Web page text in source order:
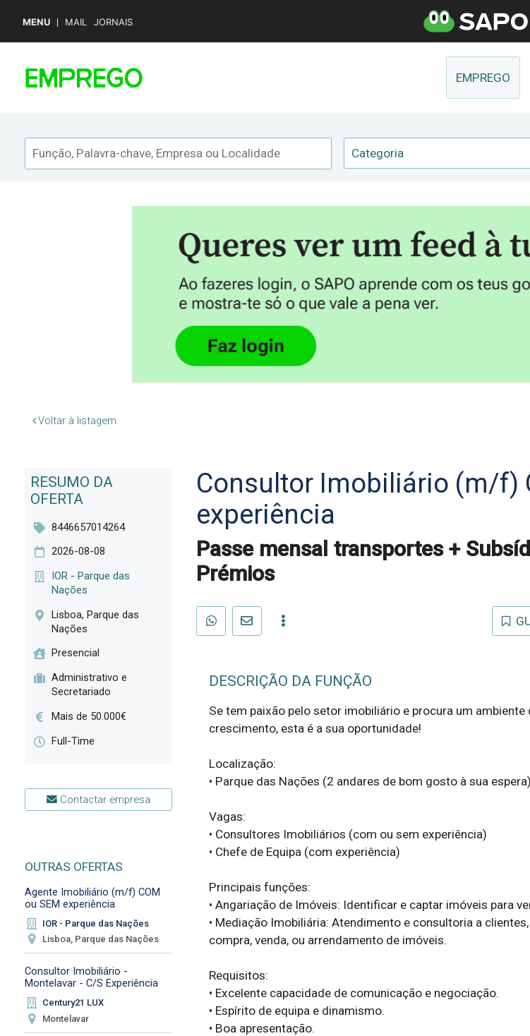
MENU MAIL JORNAIS
EMPREGO
Categoria
Voltar à listagem
RESUMO DA
OFERTA
8446657014264
2026-08-08
IOR - Parque das
Nações
Lisboa, Parque das
Nações
Presencial
Administrativo e
Secretariado
Mais de 50.000€
Full-Time
Contactar empresa
OUTRAS OFERTAS
Agente Imobiliário (m/f) COM
ou SEM experiência
IOR - Parque das Nações
Lisboa, Parque das Nações
Consultor Imobiliário -
Montelavar - C/S Experiência
Century21 LUX
Montelavar
Consultor Imobiliário (m/f)
experiência
Passe mensal transportes +
Prémios
DESCRIÇÃO DA FUNÇÃO
Se tem paixão pelo setor imobiliário e procura um ambiente
crescimento, esta é a sua oportunidade!
Localização:
• Parque das Nações (2 andares de bom gosto à sua espera)
Vagas:
• Consultores Imobiliários (com ou sem experiência)
• Chefe de Equipa (com experiência)
Principais funções:
• Angariação de Imóveis: Identificar e captar imóveis para
• Mediação Imobiliária: Atendimento e consultoria a
compra, venda, ou arrendamento de imóveis.
Requisitos:
• Excelente capacidade de comunicação e negociação.
• Espírito de equipa e dinamismo.
• Boa apresentação.